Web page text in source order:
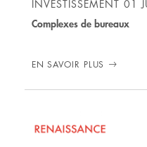
INVESTISSEMENT 01
Complexes de bureaux
EN SAVOIR PLUS